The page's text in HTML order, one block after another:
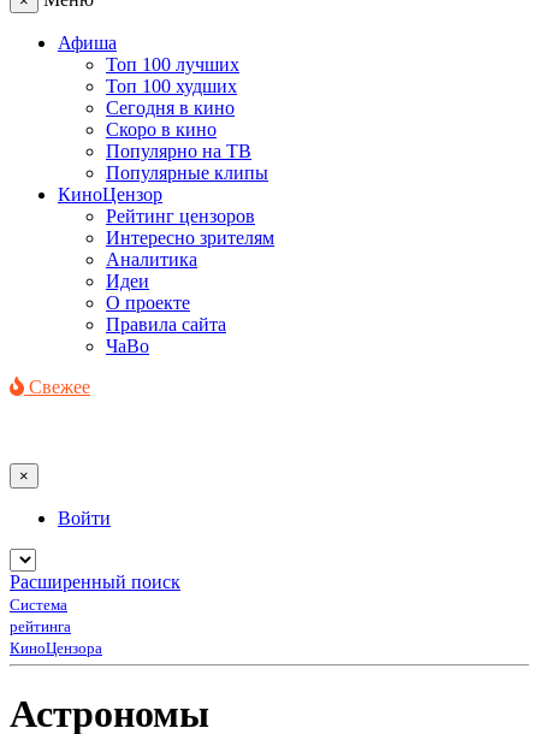
Афиша
Топ 100 лучших
Топ 100 худших
Сегодня в кино
Скоро в кино
Популярно на ТВ
Популярные клипы
КиноЦензор
Рейтинг цензоров
Интересно зрителям
Аналитика
Идеи
О проекте
Правила сайта
ЧаВо
Свежее
×
Войти
Расширенный поиск
Система
рейтинга
КиноЦензора
Астрономы